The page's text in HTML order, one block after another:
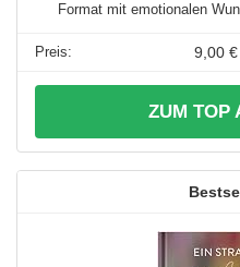
Format mit emotionalen
9,00 €
ZUM TOP